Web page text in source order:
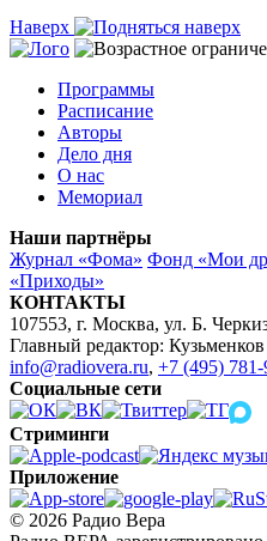
Наверх
Программы
Расписание
Авторы
Дело дня
О нас
Мемориал
Наши партнёры
Журнал «Фома» Фонд «Мои
«Приходы»
КОНТАКТЫ
107553, г. Москва, ул. Б.
Главный редактор:
info@radiovera.ru, +7 (495)
Социальные сети
Стриминги
Приложение
© 2026 Радио Вера